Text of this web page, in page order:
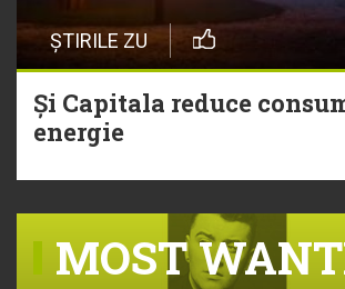
ȘTIRILE ZU
Și Capitala reduce
energie
MOST